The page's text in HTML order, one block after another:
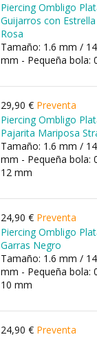
Piercing Ombligo
Guijarros con
Rosa
Tamaño: 1.6 mm /
mm - Pequeña bola:
29,90 € Preventa
Piercing Ombligo
Pajarita Mariposa
Tamaño: 1.6 mm /
mm - Pequeña bola:
12 mm
24,90 € Preventa
Piercing Ombligo
Garras Negro
Tamaño: 1.6 mm /
mm - Pequeña bola:
10 mm
24,90 € Preventa